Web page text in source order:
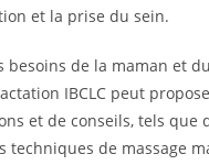
et la prise du sein.
besoins de la maman et
IBCLC peut
et de conseils, tels que
techniques de massage